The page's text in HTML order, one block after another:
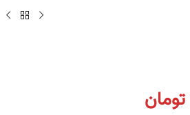
تومان